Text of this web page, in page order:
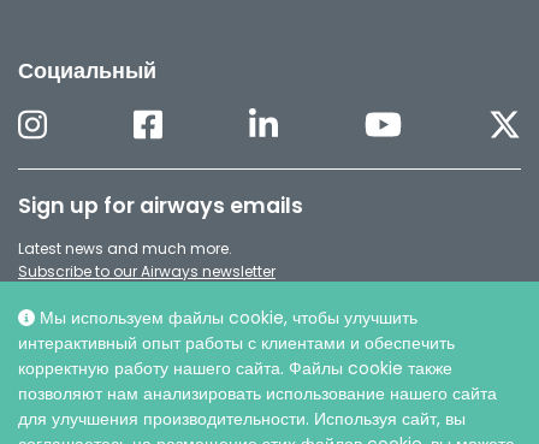
Мы используем файлы cookie, чтобы улучшить
интерактивный опыт работы с клиентами и обеспечить
корректную работу нашего сайта. Файлы cookie также
позволяют нам анализировать использование нашего сайта
для улучшения производительности. Используя сайт, вы
Социальный
Sign up for airways emails
Latest news and much more.
Subscribe to our Airways newsletter